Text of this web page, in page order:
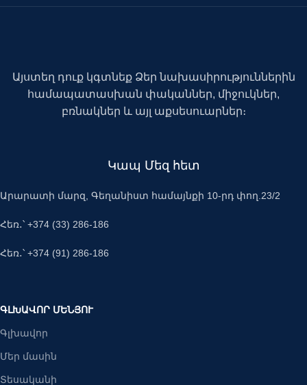
Այստեղ դուք կգտնեք Ձեր նախասիրություններին
համապատասխան փականներ, միջուկներ,
բռնակներ և այլ աքսեսուարներ։
Կապ Մեզ հետ
Արարատի մարզ, Գեղանիստ համայնքի 10-րդ փող.23/2
Հեռ․՝ +374 (33) 286-186
Հեռ․՝ +374 (91) 286-186
ԳԼԽԱՎՈՐ ՄԵՆՅՈՒ
Գլխավոր
Մեր մասին
Տեսականի